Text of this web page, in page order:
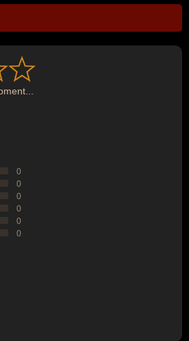
0
0
0
0
0
0